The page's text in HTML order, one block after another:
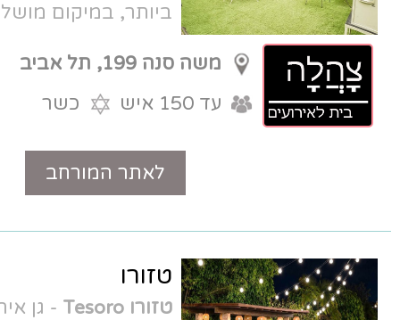
ביותר, במיקום מושלם. אירועים קטנים
בניחוח של חו"ל.
משה סנה 199, תל אביב
עד 150 איש
כשר
טלפון
טזורו
טזורו Tesoro - גן אירועים בצומת הכפר